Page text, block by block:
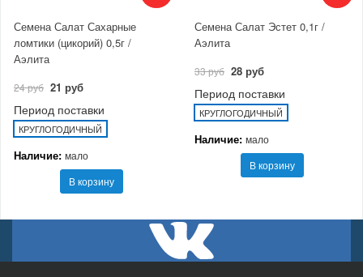
Семена Салат Сахарные
ломтики (цикорий) 0,5г /
Аэлита
24 руб 21 руб
Период поставки
КРУГЛОГОДИЧНЫЙ
Наличие: мало
В корзину
Семена Салат Эстет 0,1г /
Аэлита
33 руб 28 руб
Период поставки
КРУГЛОГОДИЧНЫЙ
Наличие: мало
В корзину